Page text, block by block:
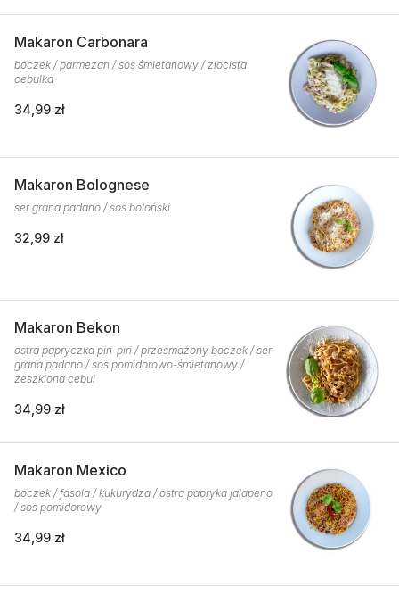
Makaron Carbonara
boczek / parmezan / sos śmietanowy / złocista
cebulka
34,99 zł
Makaron Bolognese
ser grana padano / sos boloński
32,99 zł
Makaron Bekon
ostra papryczka piri-piri / przesmażony boczek / ser
grana padano / sos pomidorowo-śmietanowy /
zeszklona cebul
34,99 zł
Makaron Mexico
boczek / fasola / kukurydza / ostra papryka jalapeno
/ sos pomidorowy
34,99 zł